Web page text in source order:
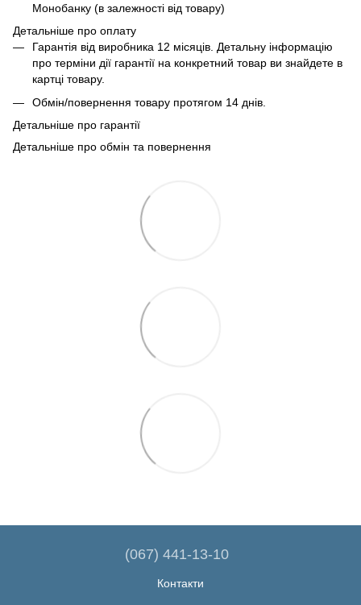
Монобанку (в залежності від товару)
Детальніше про оплату
Гарантія від виробника 12 місяців. Детальну інформацію
про терміни дії гарантії на конкретний товар ви знайдете в
картці товару.
Обмін/повернення товару протягом 14 днів.
Детальніше про гарантії
Детальніше про обмін та повернення
(067) 441-13-10
Контакти